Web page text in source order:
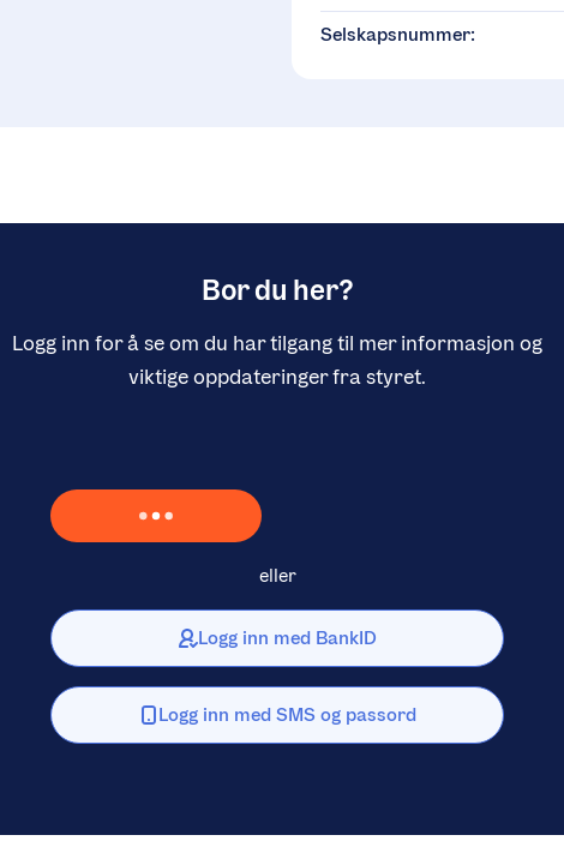
Selskapsnummer:
Bor du her?
Logg inn for å se om du har tilgang til mer informasjon og
viktige oppdateringer fra styret.
Laster inn Vipps …
eller
Logg inn med BankID
Logg inn med SMS og passord